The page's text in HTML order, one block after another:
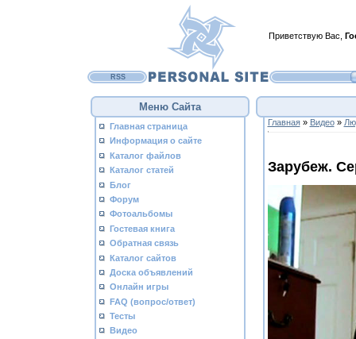
Приветствую Вас
RSS
Меню Сайта
Главная страница
Информация о сайте
Каталог файлов
Каталог статей
Блог
Форум
Фотоальбомы
Гостевая книга
Обратная связь
Каталог сайтов
Доска объявлений
Онлайн игры
FAQ (вопрос/ответ)
Тесты
Видео
Главная» Видео»
Зарубеж.